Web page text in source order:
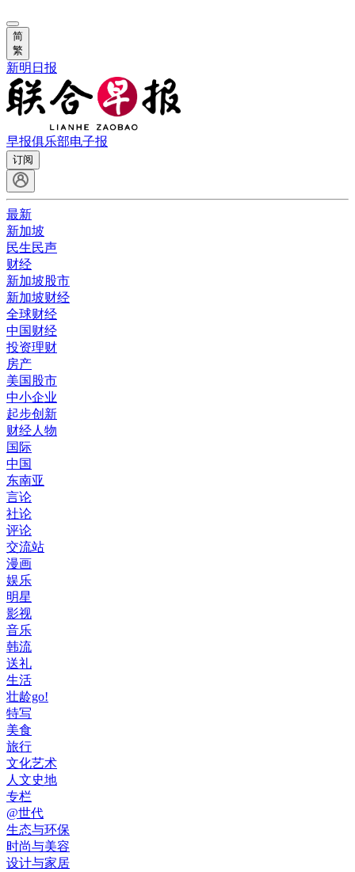
简
繁
新明日报
早报俱乐部电子报
订阅
最新
新加坡
民生民声
财经
新加坡股市
新加坡财经
全球财经
中国财经
投资理财
房产
美国股市
中小企业
起步创新
财经人物
国际
中国
东南亚
言论
社论
评论
交流站
漫画
娱乐
明星
影视
音乐
韩流
送礼
生活
壮龄go!
特写
美食
旅行
文化艺术
人文史地
专栏
@世代
生态与环保
时尚与美容
设计与家居